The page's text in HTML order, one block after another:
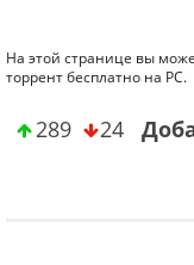
На этой странице вы
торрент бесплатно на PC.
289 24